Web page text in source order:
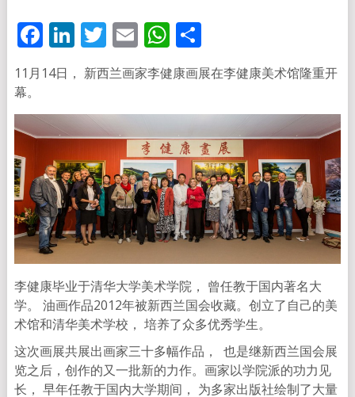
Facebook
LinkedIn
Twitter
EmailWhatsApp
分
享
11月14日， 新西兰画家李健康画展在李健康美术馆隆重开
幕。
李健康毕业于清华大学美术学院， 曾任教于国内著名大
学。 油画作品2012年被新西兰国会收藏。创立了自己的美
术馆和清华美术学校， 培养了众多优秀学生。
这次画展共展出画家三十多幅作品， 也是继新西兰国会展
览之后，创作的又一批新的力作。画家以学院派的功力见
长， 早年任教于国内大学期间， 为多家出版社绘制了大量